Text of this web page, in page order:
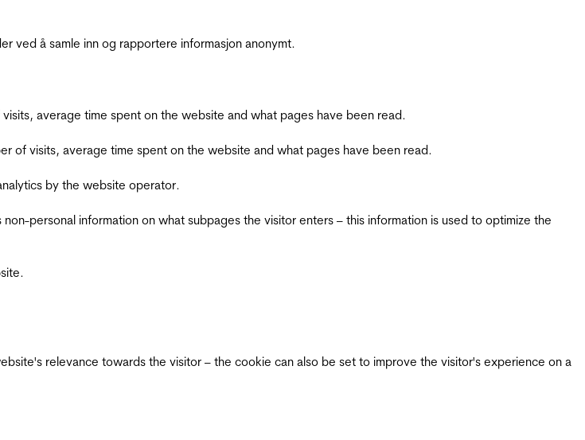
ved å samle inn og rapportere informasjon anonymt.
average time spent on the website and what pages have been read.
of visits, average time spent on the website and what pages have been read.
by the website operator.
personal information on what subpages the visitor enters – this information is used to optimize the
relevance towards the visitor – the cookie can also be set to improve the visitor's experience on a